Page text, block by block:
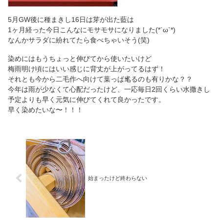
5月GW後に種まきし16日は芽が出た藍は
1ヶ月経った今日こんなにモサモサになりました(*´ω`*)
なんかサラダに紛れてたら食べちゃいそう(笑)
染めにはもうちょっと伸びてから使いたいけど
梅雨明け頃にはいい感じに背丈が上がってるはず！
それとも今から二毛作へ向けて葉っぱ毟るのも有りかな？？
今年は雨が少なくて心配だったけど、一応毎日2回くらい水撒きし
予定よりも早く元気に伸びてくれて良かったです。
早く染めたいな〜！！！
始まったけど終わらない